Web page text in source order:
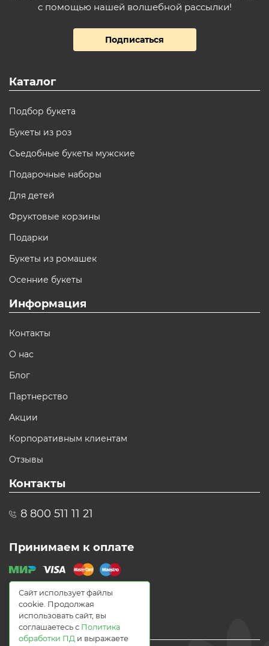
с помощью нашей волшебной рассылки!
Подписаться
Каталог
Подбор букета
Букеты из роз
Съедобные букеты мужские
Подарочные наборы
Для детей
Фруктовые корзины
Подарки
Букеты из ромашек
Осенние букеты
Информация
Контакты
О нас
Блог
Партнерство
Акции
Корпоративным клиентам
Отзывы
Контакты
8 800 511 11 21
Принимаем к оплате
Сайт использует файлы
cookie. Продолжая
использовать сайт, вы
соглашаетесь с Политика
обработки ПД и выражаете